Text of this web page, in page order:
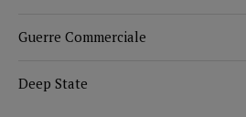
Guerre Commerciale
Deep State